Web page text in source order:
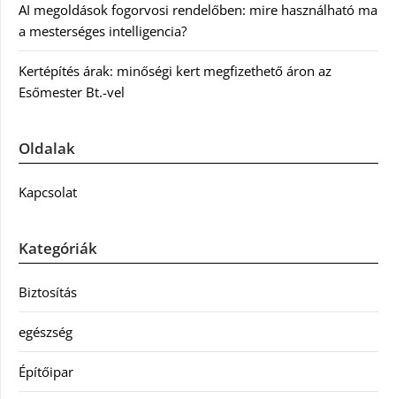
AI megoldások fogorvosi rendelőben: mire használható ma
a mesterséges intelligencia?
Kertépítés árak: minőségi kert megfizethető áron az
Esőmester Bt.-vel
Oldalak
Kapcsolat
Kategóriák
Biztosítás
egészség
Építőipar